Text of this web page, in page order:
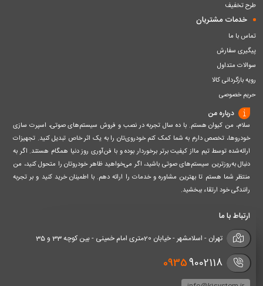
طرح تخفیف
خدمات مشتریان
تماس با ما
پیگیری سفارش
سوالات متداول
رویه بازگردانی کالا
حریم خصوصی
درباره من
سلام، من کیوان هستم. با ده سال تجربه در نصب و فروش سیستم‌های صوتی، اسپرت سازی
خودروها، تخصص دارم به شما کمک کنم خودروی‌تان را به یک اثر خاص تبدیل کنید. تجهیزات
ارائه‌شده توسط تیم مااز کیفیت برتر برخوردار بوده و با فن‌آوری روز دنیا همگام هستند. اگر به
دنبال به‌روزترین سیستم‌های صوتی باشید، اگر می‌خواهید ظاهر خودروتان را متحول کنید، من
منتظر شما هستم تا بهترین مشاوره و خدمات را ارائه دهم. با اطمینان خرید کنید و بر تجربه
رانندگی خود ارتقاء ببخشید.
ارتباط با ما
تهران - اسلامشهر - خیابان 20متری امام خمینی - بین کوچه 33 و 35
09359002118